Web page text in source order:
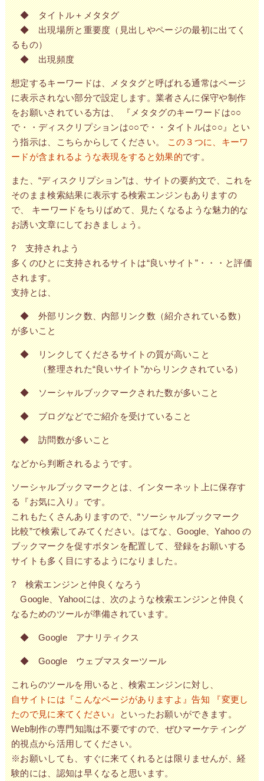
◆ タイトル＋メタタグ
◆ 出現場所と重要度（見出しやページの最初に出てく
るもの）
◆ 出現頻度
想定するキーワードは、メタタグと呼ばれる通常はページ
に表示されない部分で設定します。業者さんに保守や制作
をお願いされている方は、 『メタタグのキーワードは○○
で・・ディスクリプションは○○で・・タイトルは○○』とい
う指示は、こちらからしてください。この３つに、キーワ
ードが含まれるような表現をすると効果的です。
また、“ディスクリプション”は、サイトの要約文で、これを
そのまま検索結果に表示する検索エンジンもありますの
で、 キーワードをちりばめて、見たくなるような魅力的な
お誘い文章にしておきましょう。
? 支持されよう
多くのひとに支持されるサイトは“良いサイト”・・・と評価
されます。
支持とは、
◆ 外部リンク数、内部リンク数（紹介されている数）
が多いこと
◆ リンクしてくださるサイトの質が高いこと
（整理された“良いサイト”からリンクされている）
◆ ソーシャルブックマークされた数が多いこと
◆ ブログなどでご紹介を受けていること
◆ 訪問数が多いこと
などから判断されるようです。
ソーシャルブックマークとは、インターネット上に保存す
る『お気に入り』です。
これもたくさんありますので、“ソーシャルブックマーク
比較”で検索してみてください。はてな、Google、Yahoo の
ブックマークを促すボタンを配置して、登録をお願いする
サイトも多く目にするようになりました。
? 検索エンジンと仲良くなろう
Google、Yahooには、次のような検索エンジンと仲良く
なるためのツールが準備されています。
◆ Google アナリティクス
◆ Google ウェブマスターツール
これらのツールを用いると、検索エンジンに対し、
自サイトには『こんなページがありますよ』告知 『変更し
たので見に来てください』といったお願いができます。
Web制作の専門知識は不要ですので、ぜひマーケティング
的視点から活用してください。
※お願いしても、すぐに来てくれるとは限りませんが、経
験的には、認知は早くなると思います。